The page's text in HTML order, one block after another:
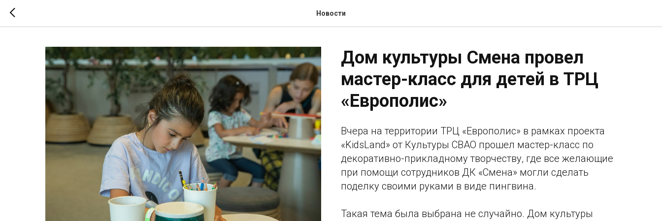
Новости
Дом культуры Смена провел
мастер-класс для детей в ТРЦ
«Европолис»
Вчера на территории ТРЦ «Европолис» в рамках проекта
«KidsLand» от Культуры СВАО прошел мастер-класс по
декоративно-прикладному творчеству, где все желающие
при помощи сотрудников ДК «Смена» могли сделать
поделку своими руками в виде пингвина.
Такая тема была выбрана не случайно. Дом культуры